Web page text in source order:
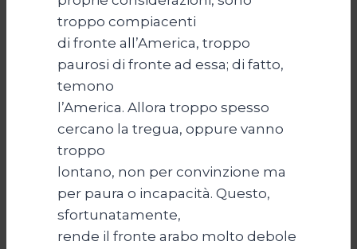
troppo compiacenti
di fronte all’America, troppo
paurosi di fronte ad essa; di fatto,
temono
l’America. Allora troppo spesso
cercano la tregua, oppure vanno
troppo
lontano, non per convinzione ma
per paura o incapacità. Questo,
sfortunatamente,
rende il fronte arabo molto debole